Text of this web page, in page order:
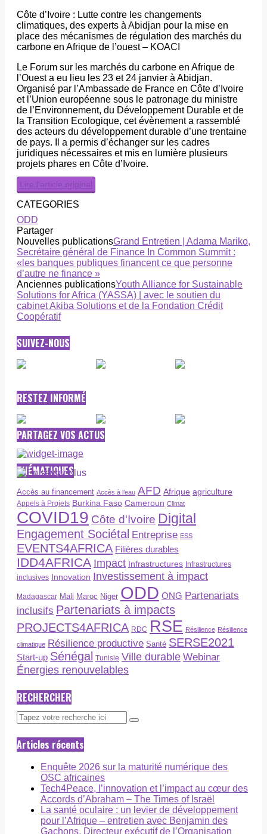
Côte d’Ivoire : Lutte contre les changements
climatiques, des experts à Abidjan pour la mise en
place des mécanismes de régulation des marchés du
carbone en Afrique de l’ouest – KOACI
Le Forum sur les marchés du carbone en Afrique de
l’Ouest a eu lieu les 23 et 24 janvier à Abidjan.
Organisé par l’Ambassade de France en Côte d’Ivoire
et l’Union européenne sous le patronage du ministre
de l’Environnement, du Développement Durable et de
la Transition Ecologique, cet évènement a rassemblé
des acteurs du développement durable d’une trentaine
de pays. Il a permis d’échanger sur les cadres
juridiques nécessaires et mis en lumière plusieurs
projets phares en Côte d’Ivoire.
Lire l’article original
CATEGORIES
ODD
Partager
Nouvelles publicationsGrand Entretien | Adama Mariko,
Secrétaire général de Finance In Common Summit :
«les banques publiques financent ce que personne
d’autre ne finance »
Anciennes publicationsYouth Alliance for Sustainable
Solutions for Africa (YASSA) | avec le soutien du
cabinet Akiba Solutions et de la Fondation Crédit
Coopératif
SUIVEZ-NOUS
RESTEZ INFORMÉ
PARTAGEZ VOS ACTUS
THÉMATIQUES
Accès au financement Accès à l’eau AFD Afrique agriculture
Appels à Projets Burkina Faso Cameroun Climat
COVID19 Côte d'Ivoire Digital
Engagement Sociétal Entreprise ESS
EVENTS4AFRICA Filières durables
IDD4AFRICA Impact Infrastructures Infrastructures
inclusives Innovation Investissement à impact
Madagascar Mali Maroc Niger ODD ONG Partenariats
inclusifs Partenariats à impacts
PROJECTS4AFRICA RDC RSE Résilience Résilience
climatique Résilience productive Santé SERSE2021
Start-up Sénégal Tunisie Ville durable Webinar
Énergies renouvelables
RECHERCHER
Articles récents
Enquête 2026 sur la maturité numérique des
OSC africaines
Tech4Peace, l’innovation et l’impact au cœur des
Accords d’Abraham – The Times of Israël
La santé oculaire : un levier de développement
pour l’Afrique – entretien avec Benjamin des
Gachons, Directeur exécutif de l’Organisation